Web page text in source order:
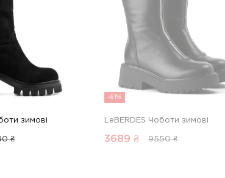
зимові
₴
-61%
LeBERDES Чоботи зимові
3689 ₴ 9550 ₴